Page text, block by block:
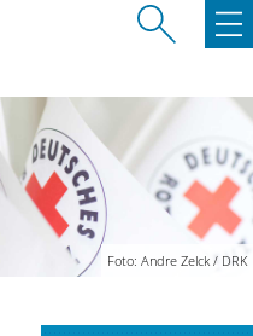
Foto: Andre Zelck / DRK